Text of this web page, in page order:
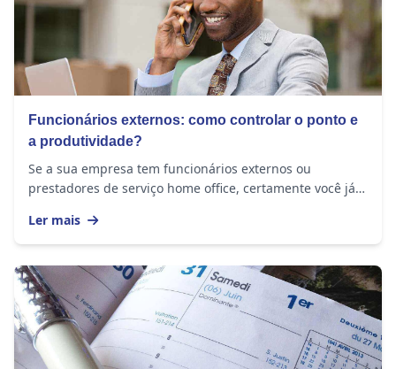
Funcionários externos: como controlar o ponto e
a produtividade?
Se a sua empresa tem funcionários externos ou
prestadores de serviço home office, certamente você já
Ler mais